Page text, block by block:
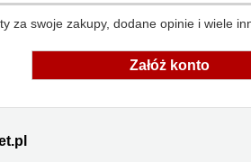
za swoje zakupy, dodane opinie i wiele
Załóż konto